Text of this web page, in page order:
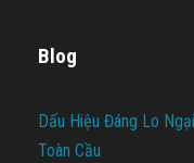
Blog
Dấu Hiệu Đáng Lo
Toàn Cầu